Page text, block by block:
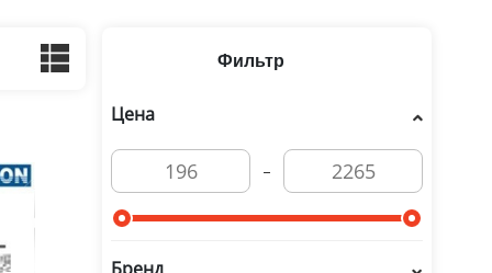
Фильтр
Цена